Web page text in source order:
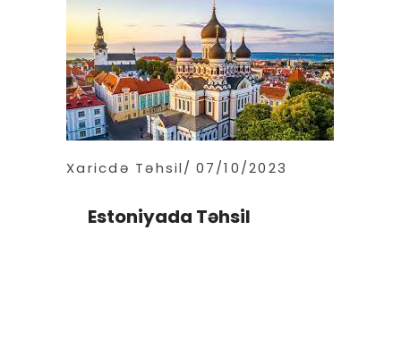
Xaricdə Təhsil 07/10/2023
Estoniyada Təhsil